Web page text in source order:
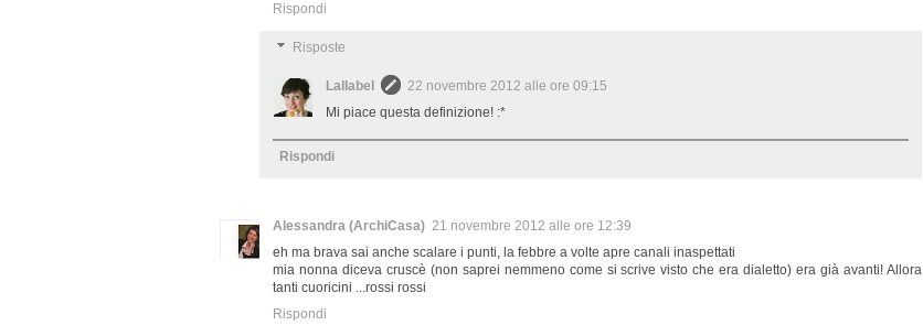
Rispondi
Risposte
Lallabel
22 novembre 2012 alle ore 09:15
Mi piace questa definizione! :*
Rispondi
Alessandra (ArchiCasa) 21 novembre 2012 alle ore 12:39
eh ma brava sai anche scalare i punti, la febbre a volte apre canali inaspettati
mia nonna diceva cruscè (non saprei nemmeno come si scrive visto che era dialetto) era già avanti! Allora
tanti cuoricini ...rossi rossi
Rispondi